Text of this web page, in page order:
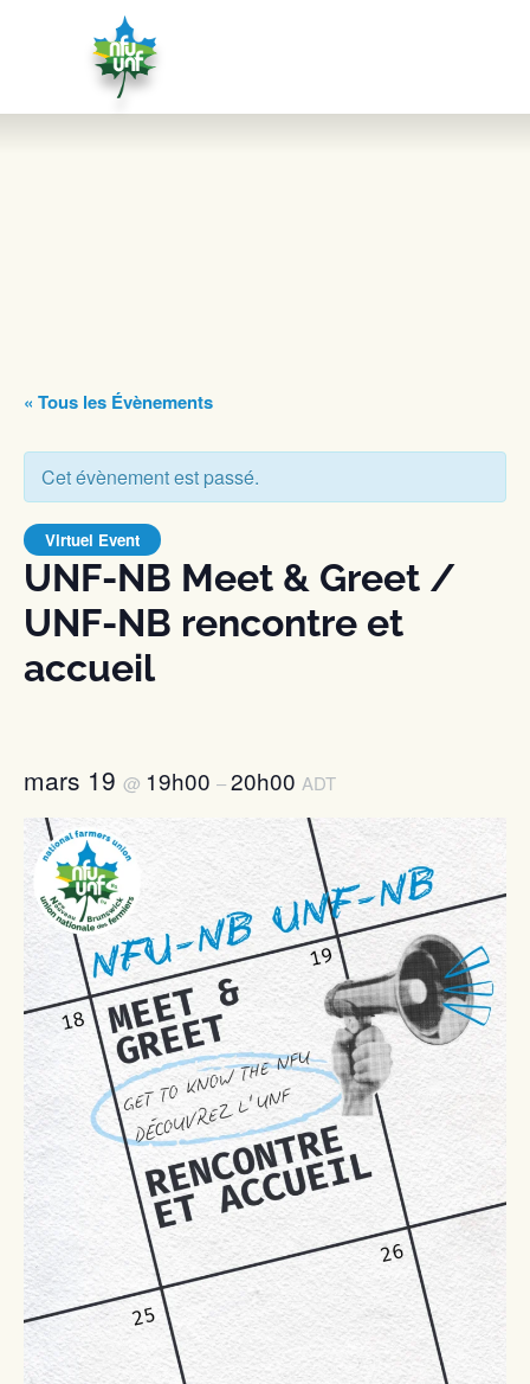
Aller au contenu
« Tous les Évènements
Cet évènement est passé.
UNF-NB Meet & Greet /
UNF-NB rencontre et
accueil
Virtuel Event
mars 19 @ 19h00 –20h00 ADT